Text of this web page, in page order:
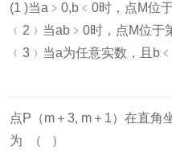
(1 )当a﹥0,b﹤0时，点M位
﹙2﹚当ab﹥0时，点M位于
﹙3﹚当a为任意实数，且
点P（m＋3, m＋1）在直角
为 （ ）